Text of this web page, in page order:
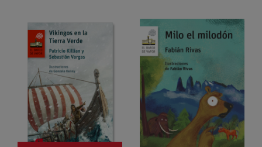
VER DETALLES VER DETALLES